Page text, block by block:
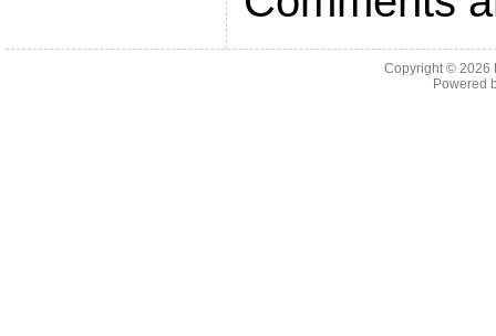
Copyright © 2026
Powered